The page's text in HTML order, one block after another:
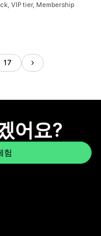
VIP tier, Membership
17
어요?
험